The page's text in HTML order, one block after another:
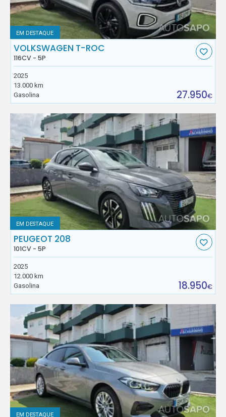
EM DESTAQUE
VOLKSWAGEN T-ROC
116CV - 5P
2025
13.000 km
Gasolina
27.950€
EM DESTAQUE
PEUGEOT 208
101CV - 5P
2025
12.000 km
Gasolina
18.950€
EM DESTAQUE